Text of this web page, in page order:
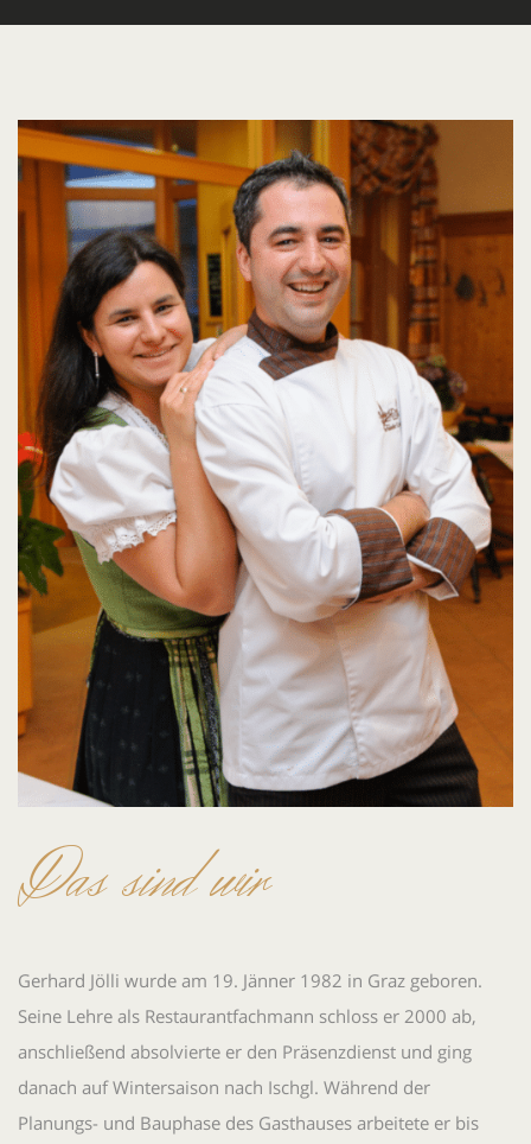
Das sind wir
Gerhard Jölli wurde am 19. Jänner 1982 in Graz geboren.
Seine Lehre als Restaurantfachmann schloss er 2000 ab,
anschließend absolvierte er den Präsenzdienst und ging
danach auf Wintersaison nach Ischgl. Während der
Planungs- und Bauphase des Gasthauses arbeitete er bis